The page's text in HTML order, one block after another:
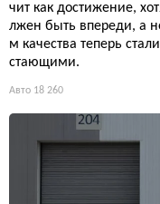
чит как достижение,
лжен быть впереди, а
м качества теперь
стающими.
Авто 18 260